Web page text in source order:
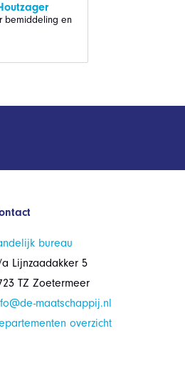
bemiddeling en
bureau
Lijnzaadakker 5
TZ Zoetermeer
maatschappij.nl
overzicht